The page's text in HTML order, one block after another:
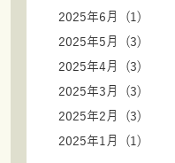
2025年6月 (1)
2025年5月 (3)
2025年4月 (3)
2025年3月 (3)
2025年2月 (3)
2025年1月 (1)